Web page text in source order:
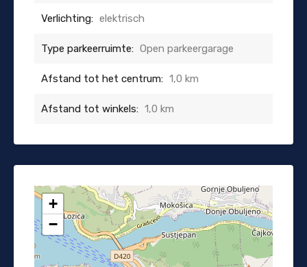
Verlichting: elektrisch
Type parkeerruimte: Open parkeergarage
Afstand tot het centrum: 1,0 km
Afstand tot winkels: 1,0 km
+
−